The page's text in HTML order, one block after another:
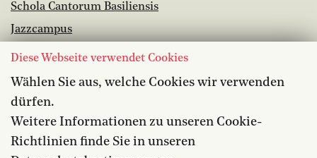
Schola Cantorum Basiliensis
Jazzcampus
Bibliothek
Offene Stellen
Barrierefreiheit
Datenschutz
Diese Webseite verwendet Cookies
Wählen Sie aus, welche Cookies wir verwenden
dürfen.
Weitere Informationen zu unseren Cookie-
Richtlinien finde Sie in unseren